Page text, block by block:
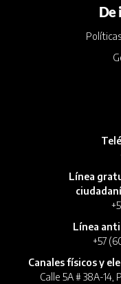
De
Línea
Línea
+57
Canales físicos y
Calle 5A # 38A-14,